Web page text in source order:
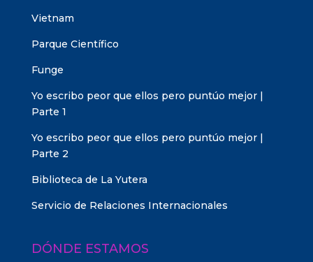
Vietnam
Parque Científico
Funge
Yo escribo peor que ellos pero puntúo mejor |
Parte 1
Yo escribo peor que ellos pero puntúo mejor |
Parte 2
Biblioteca de La Yutera
Servicio de Relaciones Internacionales
DÓNDE ESTAMOS